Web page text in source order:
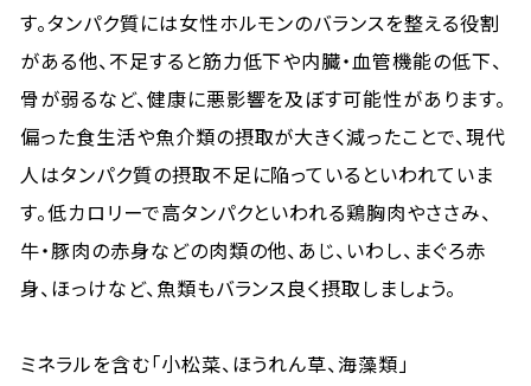
す。タンパク質には女性ホルモンのバランスを整える役割
がある他、不足すると筋力低下や内臓・血管機能の低下、
骨が弱るなど、健康に悪影響を及ぼす可能性があります。
偏った食生活や魚介類の摂取が大きく減ったことで、現代
人はタンパク質の摂取不足に陥っているといわれていま
す。低カロリーで高タンパクといわれる鶏胸肉やささみ、
牛・豚肉の赤身などの肉類の他、あじ、いわし、まぐろ赤
身、ほっけなど、魚類もバランス良く摂取しましょう。
ミネラルを含む「小松菜、ほうれん草、海藻類」